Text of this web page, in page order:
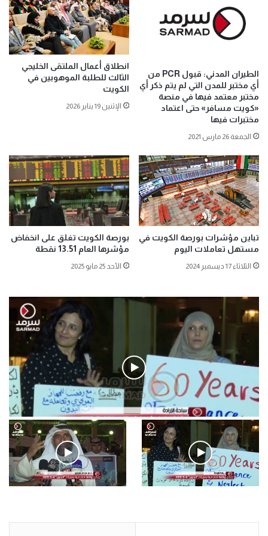
الطيران المدني: قبول PCR من
أي مختبر للمدن التي لم يتم ذكر أي
مختبر معتمد فيها في منصة
«كويت مسافر» حتى اعتماد
مختبرات فيها
الجمعة 26 مارس 2021
انطلاق أعمال الملتقى الخليجي
الثالث للطلبة الموهوبين في
الكويت
الإثنين 19 يناير 2026
تباين مؤشرات بورصة الكويت في
مستهل تعاملات اليوم
الثلاثاء 17 ديسمبر 2024
بورصة الكويت تغلق على انخفاض
مؤشرها العام 13.51 نقطة
الأحد 25 مايو 2025
فيديو
.وقفة احتجاجية رمزية لـ”#البدون” في ساحة الإرادة 4-5-2019.
الأحد 5 مايو 2019
5-2019.
نبيع مخدرات يعني ولا خمر؟!.